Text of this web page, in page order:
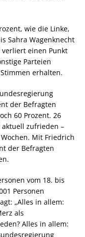
wie die Linke,
Sahra Wagenknecht
verliert einen Punkt
Parteien
erhalten.
der Befragten
60 Prozent. 26
zufrieden –
Mit Friedrich
der Befragten
vom 18. bis
Personen
„Alles in allem:
als
Alles in allem: